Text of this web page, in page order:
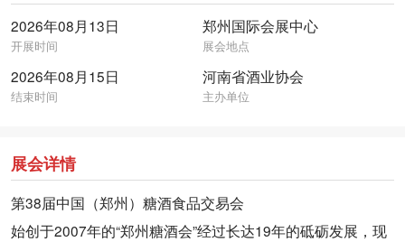
2026年08月13日
开展时间
郑州国际会展中心
展会地点
2026年08月15日
结束时间
河南省酒业协会
主办单位
展会详情
第38届中国（郑州）糖酒食品交易会
始创于2007年的“郑州糖酒会”经过长达19年的砥砺发展，现